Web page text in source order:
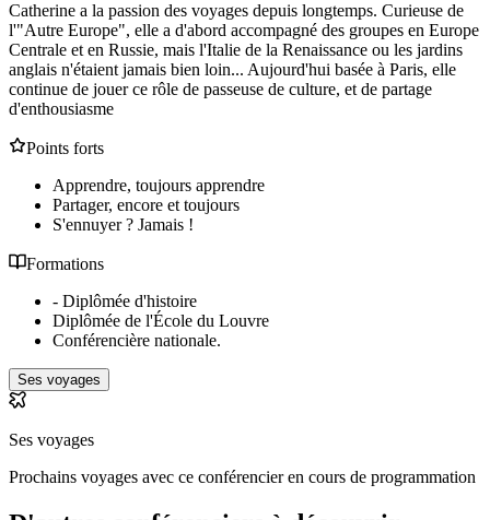
Catherine a la passion des voyages depuis longtemps. Curieuse de
l'"Autre Europe", elle a d'abord accompagné des groupes en Europe
Centrale et en Russie, mais l'Italie de la Renaissance ou les jardins
anglais n'étaient jamais bien loin... Aujourd'hui basée à Paris, elle
continue de jouer ce rôle de passeuse de culture, et de partage
d'enthousiasme
Points forts
Apprendre, toujours apprendre
Partager, encore et toujours
S'ennuyer ? Jamais !
Formations
- Diplômée d'histoire
Diplômée de l'École du Louvre
Conférencière nationale.
Ses voyages
Ses voyages
Prochains voyages avec ce conférencier en cours de programmation